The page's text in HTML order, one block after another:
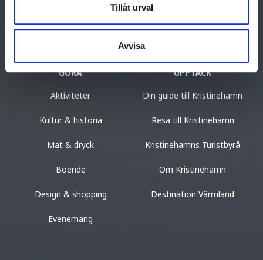
Tillåt urval
Avvisa
Tel: +46 (0)550 881 87
GÖRA
Aktiviteter
Kultur & historia
Mat & dryck
Boende
Design & shopping
Evenemang
UPPTÄCK
Din guide till Kristinehamn
Resa till Kristinehamn
Kristinehamns Turistbyrå
Om Kristinehamn
Destination Värmland